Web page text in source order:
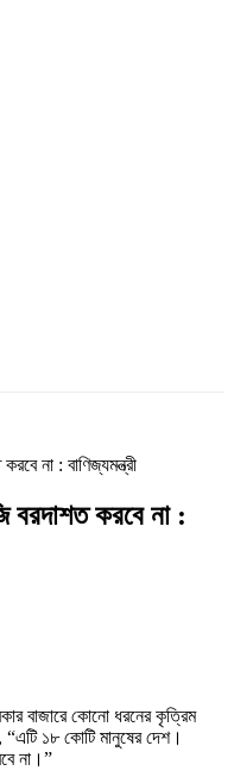
না : বাণিজ্যমন্ত্রী
বরদাশত করবে না :
বাজারে কোনো ধরনের কৃত্রিম
“এটি ১৮ কোটি মানুষের দেশ।
না।”